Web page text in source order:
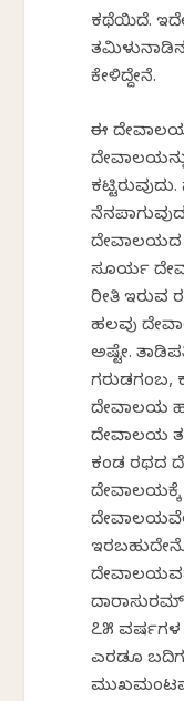
ಕಥೆಯಿದೆ.
ಕೇಳಿದ್ದೇನೆ.
ಈ
ದೇವಾಲಯದ
ಸೂರ್ಯ
ರೀತಿ ಇರುವ
ಹಲವು
ಅಷ್ಟೇ.
ಗರುಡಗಂಬ,
ದೇವಾಲಯ
ದೇವಾಲಯ
ಕಂಡ ರಥದ
ದೇವಾಲಯವೇ
೭೫
ಎರಡೂ